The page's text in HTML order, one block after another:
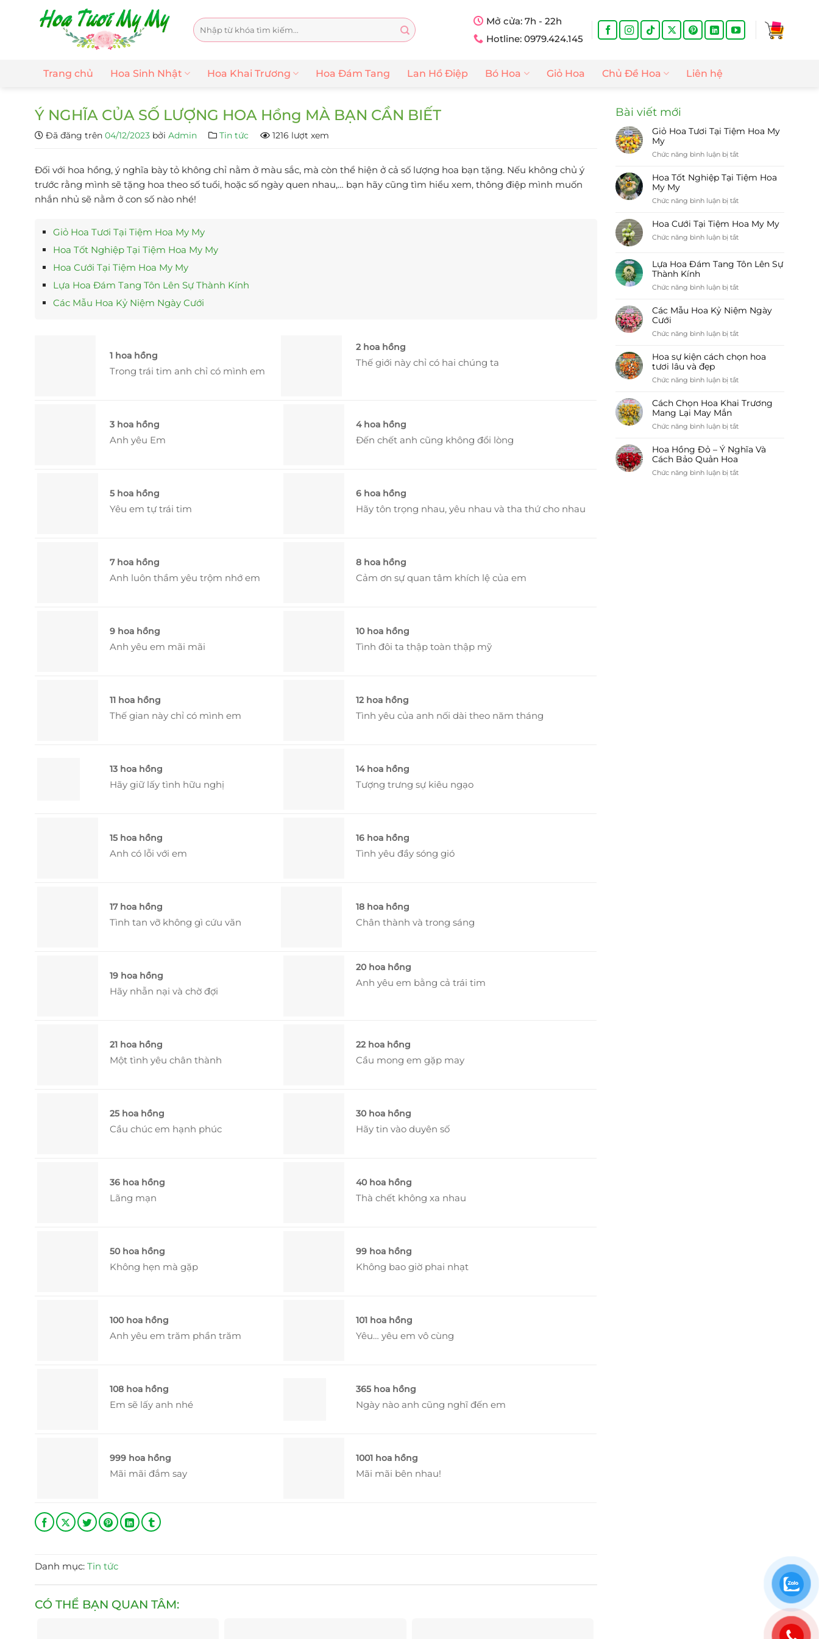
Tìm
kiếm:
Mở cửa: 7h - 22h
Hotline: 0979.424.145
Trang chủ Hoa Sinh Nhật Hoa Khai Trương Hoa Đám Tang Lan Hồ Điệp Bó Hoa Giỏ Hoa Chủ Đề Hoa Liên hệ
Ý NGHĨA CỦA SỐ LƯỢNG HOA Hồng MÀ BẠN CẦN BIẾT
Đã đăng trên 04/12/2023 bởi Admin Tin tức 1216 lượt xem
Đối với hoa hồng, ý nghĩa bày tỏ không chỉ nằm ở màu sắc, mà còn thể hiện ở cả số lượng hoa bạn tặng. Nếu không chủ ý
trước rằng mình sẽ tặng hoa theo số tuổi, hoặc số ngày quen nhau,… bạn hãy cũng tìm hiểu xem, thông điệp mình muốn
nhắn nhủ sẽ nằm ở con số nào nhé!
Giỏ Hoa Tươi Tại Tiệm Hoa My My
Hoa Tốt Nghiệp Tại Tiệm Hoa My My
Hoa Cưới Tại Tiệm Hoa My My
Lựa Hoa Đám Tang Tôn Lên Sự Thành Kính
Các Mẫu Hoa Kỷ Niệm Ngày Cưới
1 hoa hồng
Trong trái tim anh chỉ có mình em
2 hoa hồng
Thế giới này chỉ có hai chúng ta
3 hoa hồng
Anh yêu Em
4 hoa hồng
Đến chết anh cũng không đổi lòng
5 hoa hồng
Yêu em tự trái tim
6 hoa hồng
Hãy tôn trọng nhau, yêu nhau và tha thứ cho nhau
7 hoa hồng
Anh luôn thầm yêu trộm nhớ em
8 hoa hồng
Cảm ơn sự quan tâm khích lệ của em
9 hoa hồng
Anh yêu em mãi mãi
10 hoa hồng
Tình đôi ta thập toàn thập mỹ
11 hoa hồng
Thế gian này chỉ có mình em
12 hoa hồng
Tình yêu của anh nối dài theo năm tháng
13 hoa hồng
Hãy giữ lấy tình hữu nghị
14 hoa hồng
Tượng trưng sự kiêu ngạo
15 hoa hồng
Anh có lỗi với em
16 hoa hồng
Tình yêu đầy sóng gió
17 hoa hồng
Tình tan vỡ không gì cứu vãn
18 hoa hồng
Chân thành và trong sáng
19 hoa hồng
Hãy nhẫn nại và chờ đợi
20 hoa hồng
Anh yêu em bằng cả trái tim
21 hoa hồng
Một tình yêu chân thành
22 hoa hồng
Cầu mong em gặp may
25 hoa hồng
Cầu chúc em hạnh phúc
30 hoa hồng
Hãy tin vào duyên số
36 hoa hồng
Lãng mạn
40 hoa hồng
Thà chết không xa nhau
50 hoa hồng
Không hẹn mà gặp
99 hoa hồng
Không bao giờ phai nhạt
100 hoa hồng
Anh yêu em trăm phần trăm
101 hoa hồng
Yêu… yêu em vô cùng
108 hoa hồng
Em sẽ lấy anh nhé
365 hoa hồng
Ngày nào anh cũng nghĩ đến em
999 hoa hồng
Mãi mãi đắm say
1001 hoa hồng
Mãi mãi bên nhau!
Danh mục: Tin tức
CÓ THỂ BẠN QUAN TÂM:
Bài viết mới
Giỏ Hoa Tươi Tại Tiệm Hoa My
My
Chức năng bình luận bị tắtở
Hoa
Tiệm
My
My
Hoa Tốt Nghiệp Tại Tiệm Hoa
My My
Chức năng bình luận bị tắtở
Tốt
Nghiệp
Tại
Hoa
Hoa Cưới Tại Tiệm Hoa My My
Chức năng bình luận bị tắtở
Tại
Hoa
My
Lựa Hoa Đám Tang Tôn Lên Sự
Thành Kính
Chức năng bình luận bị tắtở
Hoa
Tôn
Sự
Kính
Các Mẫu Hoa Kỷ Niệm Ngày
Cưới
Chức năng bình luận bị tắtở
Mẫu
Niệm
Cưới
Hoa sự kiện cách chọn hoa
tươi lâu và đẹp
Chức năng bình luận bị tắtở
sự
chọn
tươi
và
Cách Chọn Hoa Khai Trương
Mang Lại May Mắn
Chức năng bình luận bị tắtở
Chọn
Hoa
Trương
Hoa Hồng Đỏ – Ý Nghĩa Và
Cách Bảo Quản Hoa
Chức năng bình luận bị tắtở